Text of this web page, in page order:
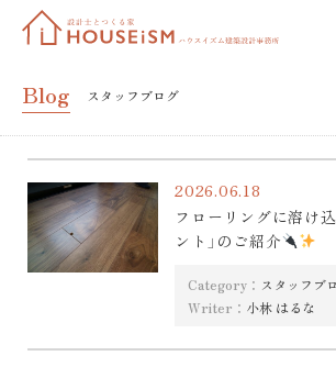
Blog スタッフブログ
2026.06.18
フローリングに溶け
ント」のご紹介
Category： スタッフブ
Writer： 小林 はるな